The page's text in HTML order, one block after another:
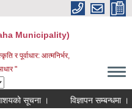
Municipality)
र पूर्वाधार: आत्मनिर्भर,
"
सूचना । विज्ञापन सम्बन्धमा ।